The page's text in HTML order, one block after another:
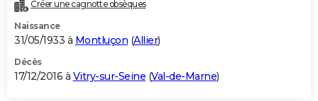
Créer une cagnotte obsèques
Naissance
31/05/1933 à Montluçon (Allier)
Décès
17/12/2016 à Vitry-sur-Seine (Val-de-Marne)